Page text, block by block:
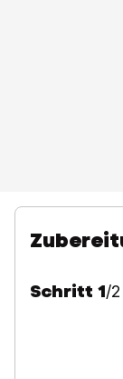
Schritt 1/2